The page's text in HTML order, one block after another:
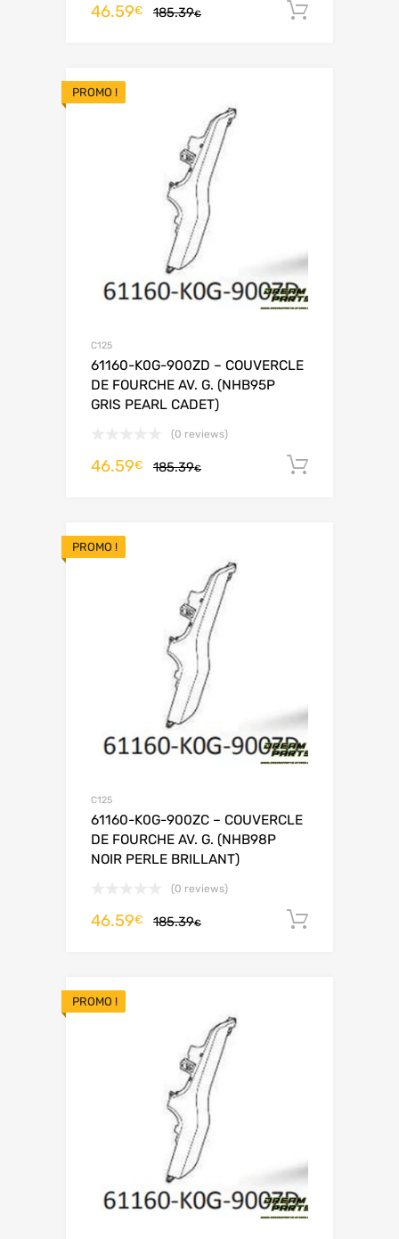
185.39€
46.59€
PROMO !
C125
61160-K0G-900ZD – COUVERCLE
DE FOURCHE AV. G. (NHB95P
GRIS PEARL CADET)
(0 reviews)
185.39€
46.59€
PROMO !
C125
61160-K0G-900ZC – COUVERCLE
DE FOURCHE AV. G. (NHB98P
NOIR PERLE BRILLANT)
(0 reviews)
185.39€
46.59€
PROMO !